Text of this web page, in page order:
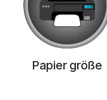
Papier größe